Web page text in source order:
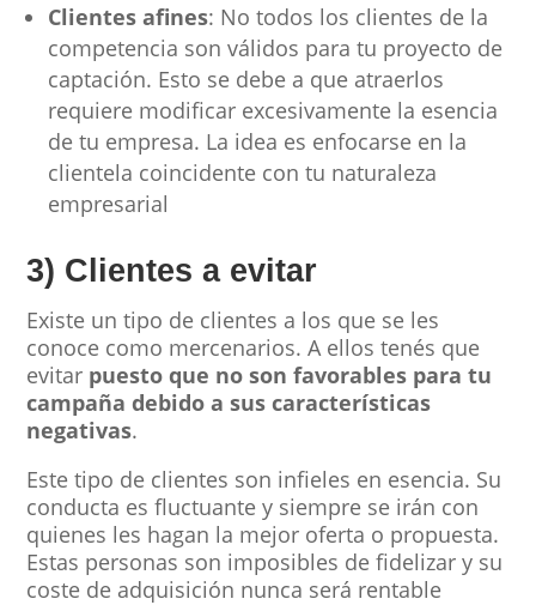
Clientes afines: No todos los clientes de la
competencia son válidos para tu proyecto de
captación. Esto se debe a que atraerlos
requiere modificar excesivamente la esencia
de tu empresa. La idea es enfocarse en la
clientela coincidente con tu naturaleza
empresarial
3) Clientes a evitar
Existe un tipo de clientes a los que se les
conoce como mercenarios. A ellos tenés que
evitar puesto que no son favorables para tu
campaña debido a sus características
negativas.
Este tipo de clientes son infieles en esencia. Su
conducta es fluctuante y siempre se irán con
quienes les hagan la mejor oferta o propuesta.
Estas personas son imposibles de fidelizar y su
coste de adquisición nunca será rentable